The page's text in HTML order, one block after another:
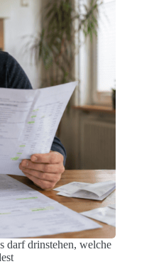
darf drinstehen, welche